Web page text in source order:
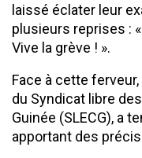
laissé éclater leur
plusieurs reprises :
Vive la grève ! ».
Face à cette
du Syndicat libre
Guinée (SLECG), a
apportant des